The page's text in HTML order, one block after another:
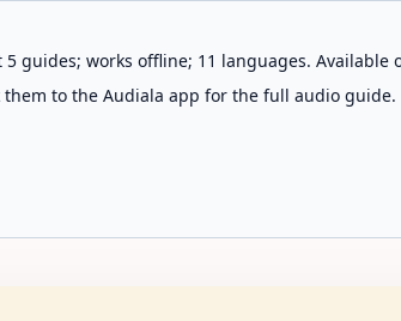
guides; works offline; 11 languages. Available
to the Audiala app for the full audio guide.